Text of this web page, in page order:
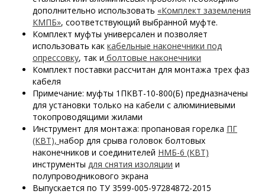
дополнительно использовать «Комплект заземления
КМПБ», соответствующий выбранной муфте.
Комплект муфты универсален и позволяет
использовать как кабельные наконечники под
опрессовку, так и болтовые наконечники
Комплект поставки рассчитан для монтажа трех фаз
кабеля
Примечание: муфты 1ПКВТ-10-800(Б) предназначены
для установки только на кабели с алюминиевыми
токопроводящими жилами
Инструмент для монтажа: пропановая горелка ПГ
(КВТ), набор для срыва головок болтовых
наконечников и соединителей НМБ-6 (КВТ)
инструменты для снятия изоляции и
полупроводникового экрана
Выпускается по ТУ 3599-005-97284872-2015